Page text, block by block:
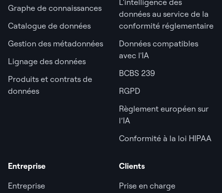
Graphe de connaissances
Catalogue de données
Gestion des métadonnées
Lignage des données
Produits et contrats de
données
données au service de la
conformité réglementaire
Données compatibles
avec l'IA
BCBS 239
RGPD
Règlement européen sur
l’IA
Conformité à la loi HIPAA
Entreprise
Entreprise
Clients
Prise en charge